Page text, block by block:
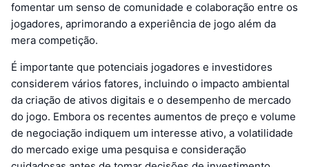
fomentar um senso de comunidade e colaboração entre os
jogadores, aprimorando a experiência de jogo além da
mera competição.
É importante que potenciais jogadores e investidores
considerem vários fatores, incluindo o impacto ambiental
da criação de ativos digitais e o desempenho de mercado
do jogo. Embora os recentes aumentos de preço e volume
de negociação indiquem um interesse ativo, a volatilidade
do mercado exige uma pesquisa e consideração